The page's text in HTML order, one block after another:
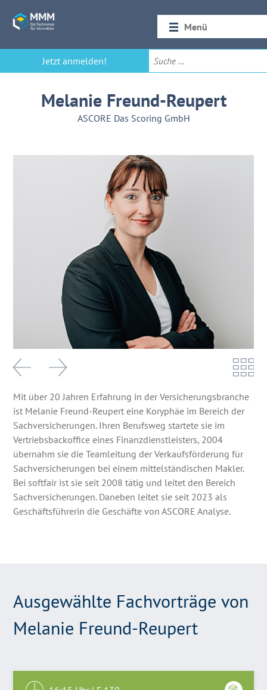
Menü
Startseite
Rückblick 2026
Jetzt anmelden!
Melanie Freund-Reupert
ASCORE Das Scoring GmbH
Mit über 20 Jahren Erfahrung in der Versicherungsbranche
ist Melanie Freund-Reupert eine Koryphäe im Bereich der
Sachversicherungen. Ihren Berufsweg startete sie im
Vertriebsbackoffice eines Finanzdienstleisters, 2004
übernahm sie die Teamleitung der Verkaufsförderung für
Sachversicherungen bei einem mittelständischen Makler.
Bei softfair ist sie seit 2008 tätig und leitet den Bereich
Sachversicherungen. Daneben leitet sie seit 2023 als
Geschäftsführerin die Geschäfte von ASCORE Analyse.
Ausgewählte Fachvorträge von
Melanie Freund-Reupert